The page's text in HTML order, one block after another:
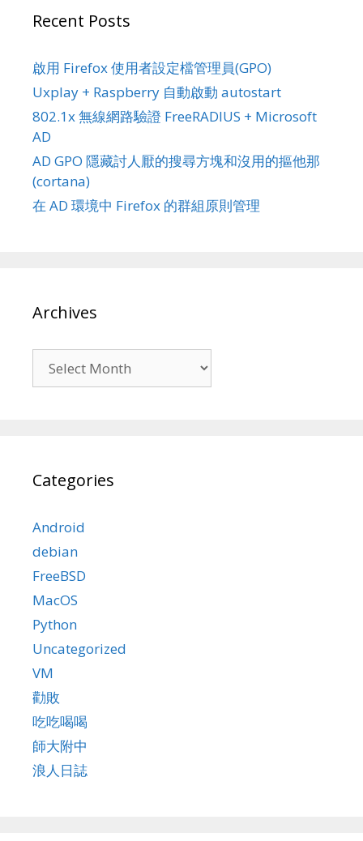
Recent Posts
啟用 Firefox 使用者設定檔管理員(GPO)
Uxplay + Raspberry 自動啟動 autostart
802.1x 無線網路驗證 FreeRADIUS + Microsoft
AD
AD GPO 隱藏討人厭的搜尋方塊和沒用的摳他那
(cortana)
在 AD 環境中 Firefox 的群組原則管理
Archives
Categories
Android
debian
FreeBSD
MacOS
Python
Uncategorized
VM
勸敗
吃吃喝喝
師大附中
浪人日誌